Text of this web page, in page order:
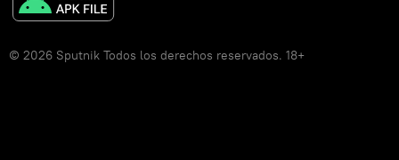
© 2026 Sputnik Todos los derechos reservados. 18+